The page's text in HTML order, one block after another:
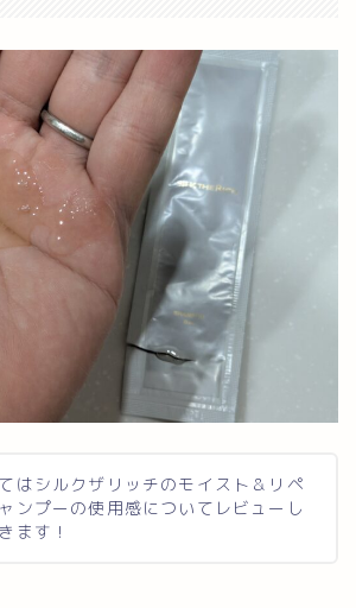
はシルクザリッチのモイスト＆リペ
ンプーの使用感についてレビューし
ます！